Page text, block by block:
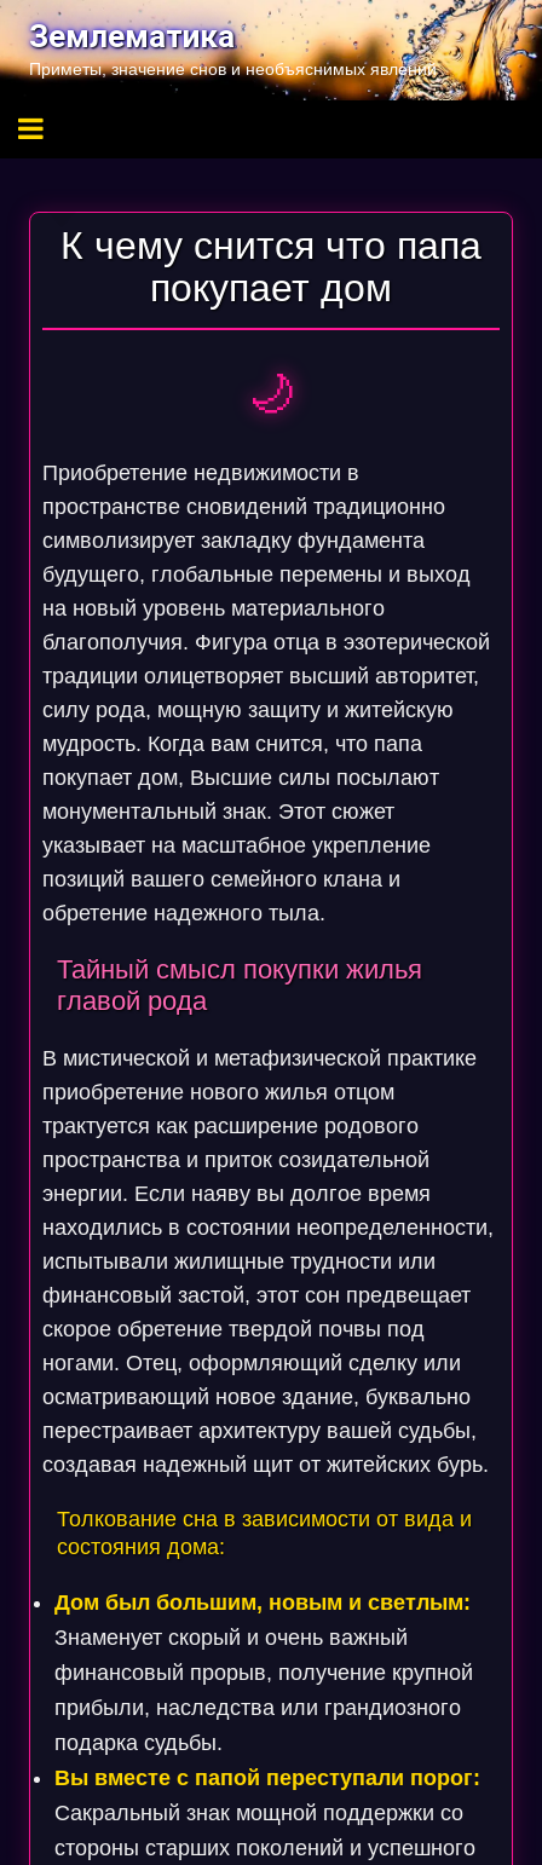
Перейти
содержимому
Землематика
Приметы, значение снов и необъяснимых явлений
К чему снится что папа
покупает дом
🌙
Приобретение недвижимости в
пространстве сновидений традиционно
символизирует закладку фундамента
будущего, глобальные перемены и выход
на новый уровень материального
благополучия. Фигура отца в эзотерической
традиции олицетворяет высший авторитет,
силу рода, мощную защиту и житейскую
мудрость. Когда вам снится, что папа
покупает дом, Высшие силы посылают
монументальный знак. Этот сюжет
указывает на масштабное укрепление
позиций вашего семейного клана и
обретение надежного тыла.
Тайный смысл покупки жилья
главой рода
В мистической и метафизической практике
приобретение нового жилья отцом
трактуется как расширение родового
пространства и приток созидательной
энергии. Если наяву вы долгое время
находились в состоянии неопределенности,
испытывали жилищные трудности или
финансовый застой, этот сон предвещает
скорое обретение твердой почвы под
ногами. Отец, оформляющий сделку или
осматривающий новое здание, буквально
перестраивает архитектуру вашей судьбы,
создавая надежный щит от житейских бурь.
Толкование сна в зависимости от вида и
состояния дома:
Дом был большим, новым и светлым:
Знаменует скорый и очень важный
финансовый прорыв, получение крупной
прибыли, наследства или грандиозного
подарка судьбы.
Вы вместе с папой переступали порог:
Сакральный знак мощной поддержки со
стороны старших поколений и успешного